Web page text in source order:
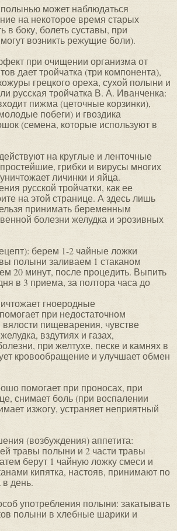
может наблюдаться
на некоторое время старых
в боку, болеть суставы, при
возникть режущие боли).
при очищении организма от
дает тройчатка (три компонента),
грецкого ореха, сухой полыни и
русская тройчатка В. А. Иванченка:
пижма (цеточные корзинки),
побеги) и гвоздика
(семена, которые используют в
на круглые и ленточные
грибки и вирусы многих
личинки и яйца.
русской тройчатки, как ее
на этой странице. А здесь лишь
принимать беременным
болезни желудка и эрозивных
берем 1-2 чайные ложки
полыни заливаем 1 стаканом
20 минут, после процедить. Выпить
в 3 приема, за полтора часа до
гноеродные
при недостаточном
пищеварения, чувстве
вздутиях и газах,
при желтухе, песке и камнях в
кровообращение и улучшает обмен
помогает при проносах, при
снимает боль (при воспалении
изжогу, устраняет неприятный
(возбуждения) аппетита:
травы полыни и 2 части травы
берут 1 чайную ложку смеси и
кипятка, настояв, принимают по
в день.
употребления полыни: закатывать
полыни в хлебные шарики и